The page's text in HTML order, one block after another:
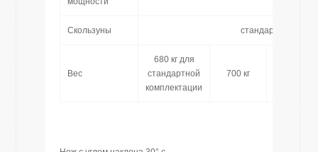
Скользуны стандарт
Вес
680 кг для
стандартной
комплектации
700 кг 730 кг